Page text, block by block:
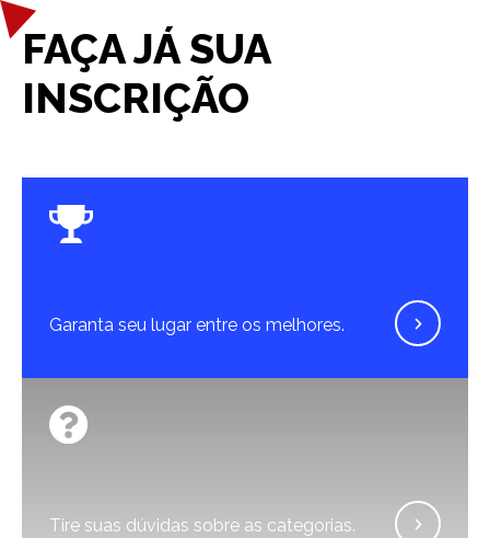
FAÇA JÁ SUA
INSCRIÇÃO
Garanta seu lugar entre os melhores.
Tire suas dúvidas sobre as categorias.